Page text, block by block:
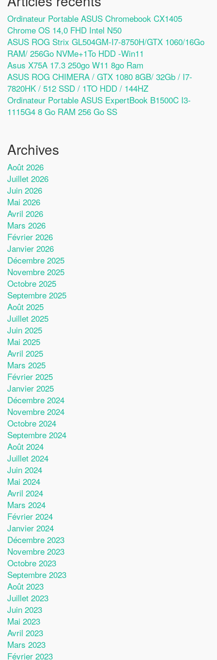
Ordinateur Portable ASUS Chromebook CX1405
Chrome OS 14,0 FHD Intel N50
ASUS ROG Strix GL504GM-I7-8750H/GTX 1060/16Go
RAM/ 256Go NVMe+1To HDD -Win11
Asus X75A 17.3 250go W11 8go Ram
ASUS ROG CHIMERA / GTX 1080 8GB/ 32Gb / I7-
7820HK / 512 SSD / 1TO HDD / 144HZ
Ordinateur Portable ASUS ExpertBook B1500C I3-
1115G4 8 Go RAM 256 Go SS
Archives
Août 2026
Juillet 2026
Juin 2026
Mai 2026
Avril 2026
Mars 2026
Février 2026
Janvier 2026
Décembre 2025
Novembre 2025
Octobre 2025
Septembre 2025
Août 2025
Juillet 2025
Juin 2025
Mai 2025
Avril 2025
Mars 2025
Février 2025
Janvier 2025
Décembre 2024
Novembre 2024
Octobre 2024
Septembre 2024
Août 2024
Juillet 2024
Juin 2024
Mai 2024
Avril 2024
Mars 2024
Février 2024
Janvier 2024
Décembre 2023
Novembre 2023
Octobre 2023
Septembre 2023
Août 2023
Juillet 2023
Juin 2023
Mai 2023
Avril 2023
Mars 2023
Février 2023